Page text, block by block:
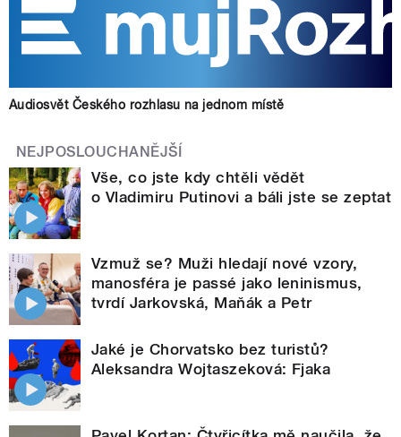
Audiosvět Českého rozhlasu na jednom místě
NEJPOSLOUCHANĚJŠÍ
Vše, co jste kdy chtěli vědět
o Vladimiru Putinovi a báli jste se zeptat
Vzmuž se? Muži hledají nové vzory,
manosféra je passé jako leninismus,
tvrdí Jarkovská, Maňák a Petr
Jaké je Chorvatsko bez turistů?
Aleksandra Wojtaszeková: Fjaka